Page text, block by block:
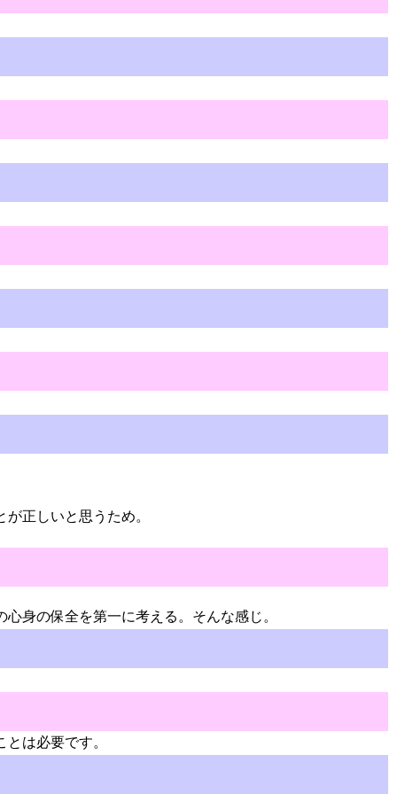
正しいと思うため。
身の保全を第一に考える。そんな感じ。
は必要です。